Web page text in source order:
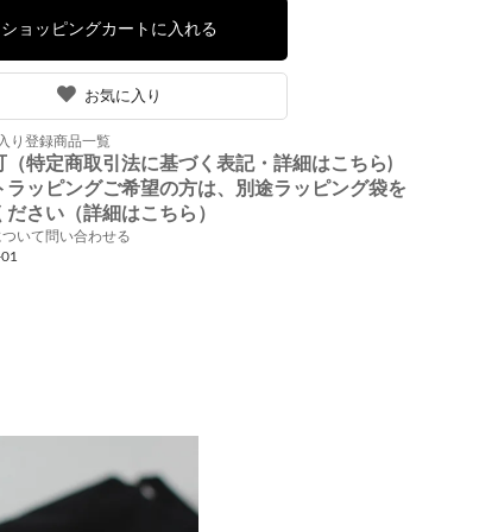
お気に入り
り登録商品一覧
（特定商取引法に基づく表記・詳細はこちら)
ッピングご希望の方は、別途ラッピング袋を
ださい（詳細はこちら）
ついて問い合わせる